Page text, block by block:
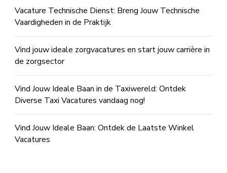
Vacature Technische Dienst: Breng Jouw Technische
Vaardigheden in de Praktijk
Vind jouw ideale zorgvacatures en start jouw carrière in
de zorgsector
Vind Jouw Ideale Baan in de Taxiwereld: Ontdek
Diverse Taxi Vacatures vandaag nog!
Vind Jouw Ideale Baan: Ontdek de Laatste Winkel
Vacatures